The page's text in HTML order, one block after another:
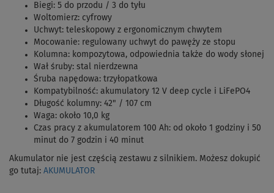
Biegi: 5 do przodu / 3 do tyłu
Woltomierz: cyfrowy
Uchwyt: teleskopowy z ergonomicznym chwytem
Mocowanie: regulowany uchwyt do pawęży ze stopu
Kolumna: kompozytowa, odpowiednia także do wody słonej
Wał śruby: stal nierdzewna
Śruba napędowa: trzyłopatkowa
Kompatybilność: akumulatory 12 V deep cycle i LiFePO4
Długość kolumny: 42" / 107 cm
Waga: około 10,0 kg
Czas pracy z akumulatorem 100 Ah: od około 1 godziny i 50
minut do 7 godzin i 40 minut
Akumulator nie jest częścią zestawu z silnikiem. Możesz dokupić
go tutaj: AKUMULATOR